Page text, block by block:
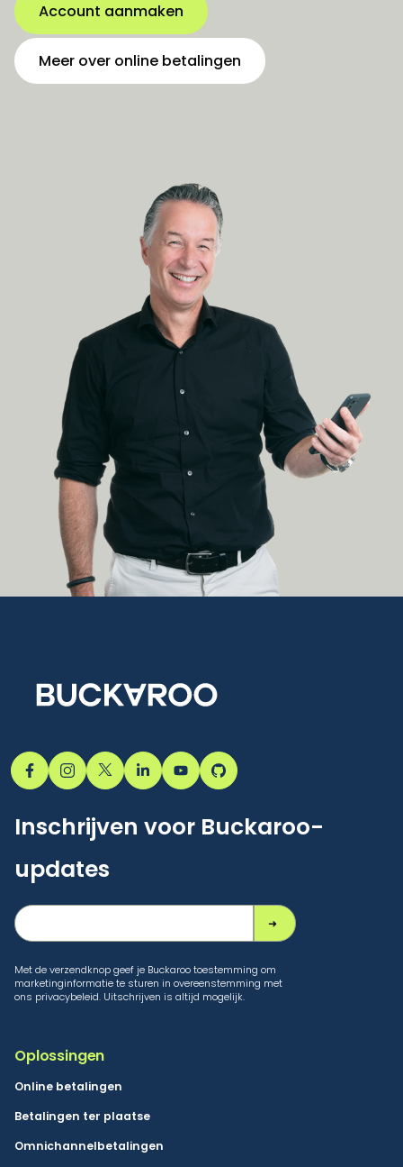
Account aanmaken
Meer over online betalingen
Inschrijven voor Buckaroo-
updates
Met de verzendknop geef je Buckaroo toestemming om
marketinginformatie te sturen in overeenstemming met
ons privacybeleid. Uitschrijven is altijd mogelijk.
Oplossingen
Online betalingen
Betalingen ter plaatse
Omnichannelbetalingen